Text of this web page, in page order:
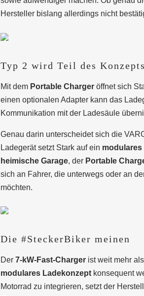
Hersteller bislang allerdings nicht
Typ 2 wird Teil des
Mit dem Portable Chargeröffnet sich
einen optionalen Adapter kann das
Kommunikation mit der Ladesäule
Genau darin unterscheidet sich die
Ladegerät setzt Stark auf ein
heimische Garage, der Portable
sich an Fahrer, die unterwegs oder an
möchten.
Die #SteckerBiker meinen
Der 7-kW-Fast-Chargerist weit mehr
modulares Ladekonzeptkonsequent
Motorrad zu integrieren, setzt der